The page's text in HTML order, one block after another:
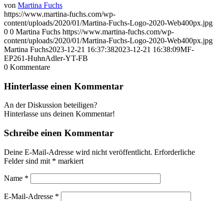
von Martina Fuchs
https://www.martina-fuchs.com/wp-
content/uploads/2020/01/Martina-Fuchs-Logo-2020-Web400px.jpg
0 0 Martina Fuchs https://www.martina-fuchs.com/wp-
content/uploads/2020/01/Martina-Fuchs-Logo-2020-Web400px.jpg
Martina Fuchs2023-12-21 16:37:382023-12-21 16:38:09MF-
EP261-HuhnAdler-YT-FB
0 Kommentare
Hinterlasse einen Kommentar
An der Diskussion beteiligen?
Hinterlasse uns deinen Kommentar!
Schreibe einen Kommentar
Deine E-Mail-Adresse wird nicht veröffentlicht. Erforderliche
Felder sind mit * markiert
Name *
E-Mail-Adresse *